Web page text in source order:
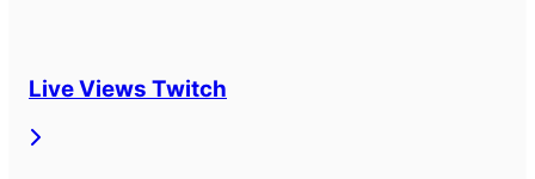
Live Views Twitch